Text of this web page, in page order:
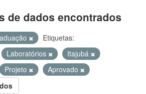
de dados encontrados
Etiquetas:
Laboratórios
Itajubá
Projeto
Aprovado